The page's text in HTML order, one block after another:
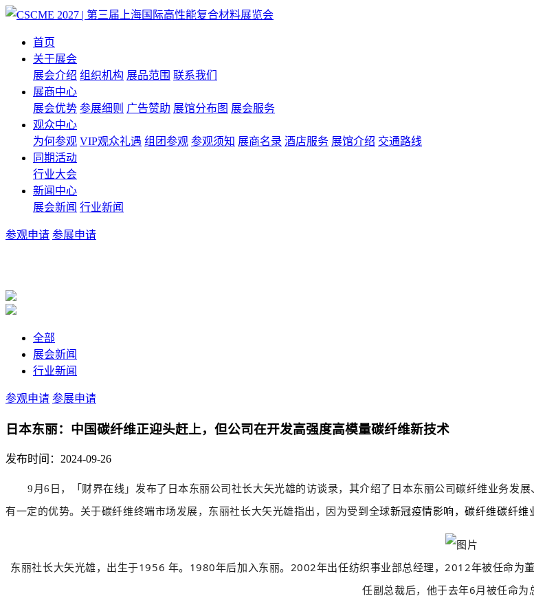
首页
关于展会
展会介绍 组织机构 展品范围 联系我们
展商中心
展会优势 参展细则 广告赞助 展馆分布图 展会服务
观众中心
为何参观 VIP观众礼遇 组团参观 参观须知 展商名录 酒店服务 展馆介绍 交通路线
同期活动
行业大会
新闻中心
展会新闻 行业新闻
参观申请 参展申请
全部
展会新闻
行业新闻
参观申请 参展申请
日本东丽：中国碳纤维正迎头赶上，但公司在开发高强度高模量碳纤维新技术
发布时间：2024-09-26
9月6日，「财界在线」发布了日本东丽公司社长大矢光雄的访谈录，其介绍了日本东丽公司碳纤维业务发
有一定的优势。关于碳纤维终端市场发展， 东丽社长大矢光雄指出，因为受到全球新冠疫情影响，碳纤维碳纤维
东丽社长大矢光雄，出生于1956 年。1980年后加入东丽。2002年出任纺织事业部总经理，2012年被任命
任副总裁后，他于去年6月被任命为